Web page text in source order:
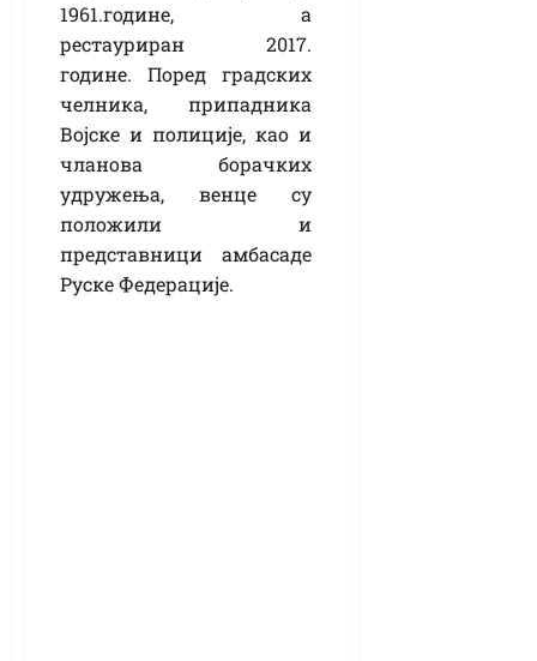
1961.године, а
рестауриран 2017.
године. Поред градских
челника, припадника
Војске и полиције, као и
чланова борачких
удружења, венце су
положили и
представници амбасаде
Руске Федерације.